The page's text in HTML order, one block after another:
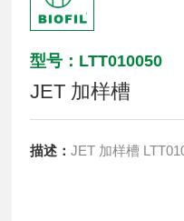
型号：LTT010050
JET 加样槽
描述：